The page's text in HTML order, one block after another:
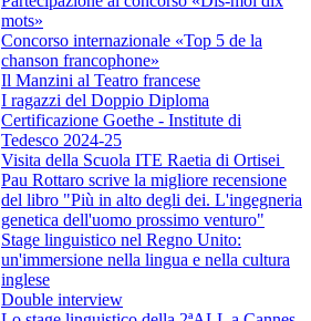
mots»
Concorso internazionale «Top 5 de la
chanson francophone»
Il Manzini al Teatro francese
I ragazzi del Doppio Diploma
Certificazione Goethe - Institute di
Tedesco 2024-25
Visita della Scuola ITE Raetia di Ortisei
Pau Rottaro scrive la migliore recensione
del libro "Più in alto degli dei. L'ingegneria
genetica dell'uomo prossimo venturo"
Stage linguistico nel Regno Unito:
un'immersione nella lingua e nella cultura
inglese
Double interview